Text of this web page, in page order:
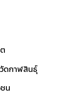
ดกาฬสินธุ์
น